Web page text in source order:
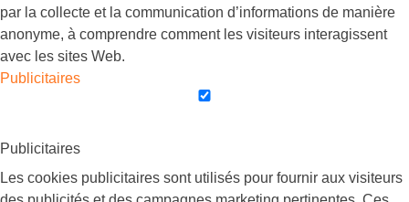
par la collecte et la communication d’informations de manière
anonyme, à comprendre comment les visiteurs interagissent
avec les sites Web.
Publicitaires
Publicitaires
Les cookies publicitaires sont utilisés pour fournir aux visiteurs